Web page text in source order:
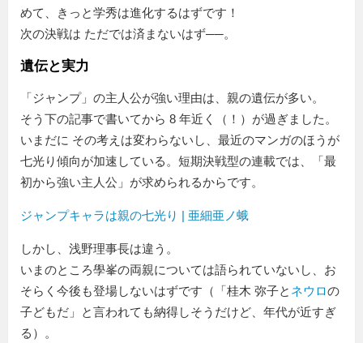
めて、きっと学秀は進化するはずです！
次の決戦は ただでは済まないはず──。
遺伝と実力
「ジャンプ」の主人公が強い理由は、親の遺伝が多い。
そう下の記事で書いてから 8 年近く（！）が過ぎました。
いまだに その考えは変わらないし、最近のマンガのほうが
七光り傾向が加速している。短期決戦型の連載では、「最
初から強い主人公」が求められるからです。
ジャンプキャラは親の七光り | 亜細亜ノ蛾
しかし、浅野理事長は違う。
いまのところ學峯の両親については語られていないし、お
そらく今後も登場しないはずです（「桂木 弥子と ネウロの
子どもだ」と言われても納得しそうだけど、年代が近すぎ
る）。